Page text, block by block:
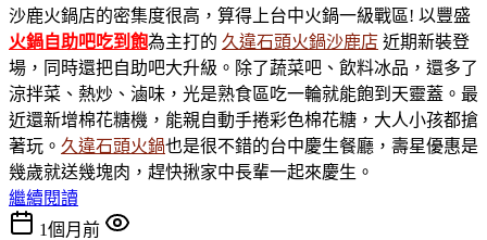
沙鹿火鍋店的密集度很高，算得上台中火鍋一級戰區! 以豐盛
火鍋自助吧吃到飽為主打的 久違石頭火鍋沙鹿店 近期新裝登
場，同時還把自助吧大升級。除了蔬菜吧、飲料冰品，還多了
涼拌菜、熱炒、滷味，光是熟食區吃一輪就能飽到天靈蓋。最
近還新增棉花糖機，能親自動手捲彩色棉花糖，大人小孩都搶
著玩。 久違石頭火鍋也是很不錯的台中慶生餐廳，壽星優惠是
幾歲就送幾塊肉，趕快揪家中長輩一起來慶生。
繼續閱讀
1個月前